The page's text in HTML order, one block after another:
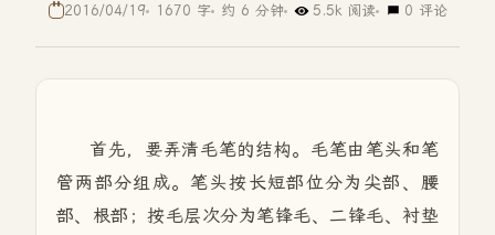
2016/04/19 1670 字 约 6 分钟 5.5k 阅读 0 评论
首先，要弄清毛笔的结构。毛笔由笔头和笔
管两部分组成。笔头按长短部位分为尖部、腰
部、根部；按毛层次分为笔锋毛、二锋毛、衬垫